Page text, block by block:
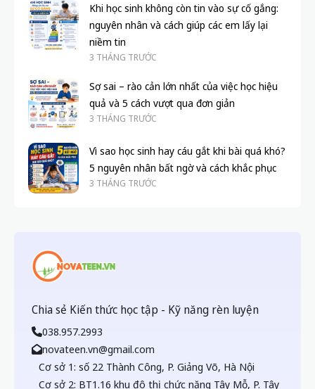
Khi học sinh không còn tin vào sự cố gắng:
nguyên nhân và cách giúp các em lấy lại
niềm tin
3 THÁNG TRƯỚC
Sợ sai – rào cản lớn nhất của việc học hiệu
quả và 5 cách vượt qua đơn giản
3 THÁNG TRƯỚC
Vì sao học sinh hay cáu gắt khi bài quá khó?
5 nguyên nhân bất ngờ và cách khắc phục
3 THÁNG TRƯỚC
Chia sẻ Kiến thức học tập - Kỹ năng rèn luyện
038.957.2993
novateen.vn@gmail.com
Cơ sở 1: số 22 Thành Công, P. Giảng Võ, Hà Nội
Cơ sở 2: BT1.16 khu đô thị chức năng Tây Mỗ, P. Tây